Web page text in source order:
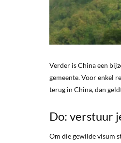
Verder is China een
gemeente. Voor enkel
terug in China, dan
Do: verstuur
Om die gewilde visum